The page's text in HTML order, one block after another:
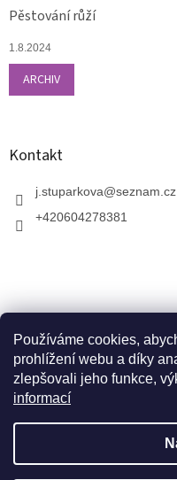
Používáme cookies,
prohlížení webu a díky
zlepšovali jeho funkce,
informacíV zahradnictví je
dopravou. Otevřeno
Pěstování růží
1.8.2024
ARCHIV
Kontakt
j.stuparkova@seznam.cz
+420604278381